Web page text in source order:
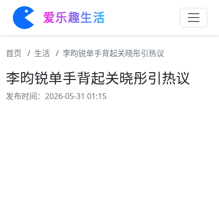
爱乐趣生活
首页 生活 李昀锐单手背起关晓彤引热议
李昀锐单手背起关晓彤引热议
发布时间：2026-05-31 01:15